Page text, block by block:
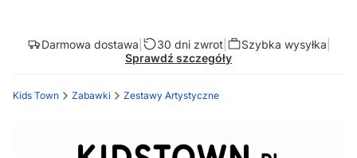
Darmowa dostawa 30 dni zwrot| Szybka wysyłka
Sprawdź szczegóły
Kids Town Zabawki Zestawy Artystyczne